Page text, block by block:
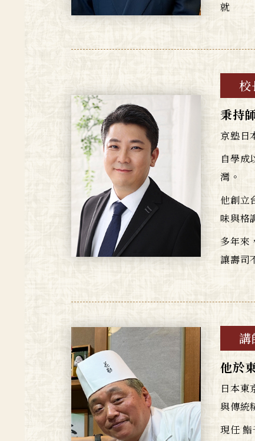
就
校
秉持
京塾日
自學成
灣。
他創立
味與格
多年來
讓壽司
講
他於
日本東
與傳統
現任